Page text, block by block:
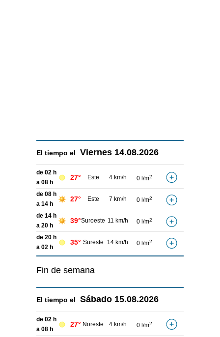
El tiempo el Viernes 14.08.2026
de 02 h
a 08 h
27° Este 4 km/h 0 l/m2
de 08 h
a 14 h
27° Este 7 km/h 0 l/m2
de 14 h
a 20 h
39°Suroeste 11 km/h 0 l/m2
de 20 h
a 02 h
35° Sureste 14 km/h 0 l/m2
Fin de semana
El tiempo el Sábado 15.08.2026
de 02 h
a 08 h
27° Noreste 4 km/h 0 l/m2